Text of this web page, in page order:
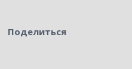
Поделиться